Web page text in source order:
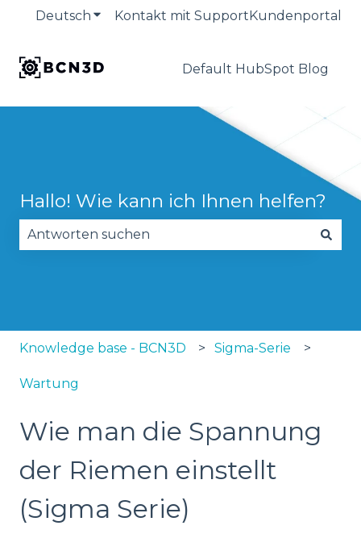
Deutsch Untermenü für Übersetzungen
Kontakt mit SupportKundenportal
Default HubSpot Blog
Hallo! Wie kann ich Ihnen helfen?
Knowledge base - BCN3D Sigma-Serie
Wartung
Wie man die Spannung
der Riemen einstellt
(Sigma Serie)